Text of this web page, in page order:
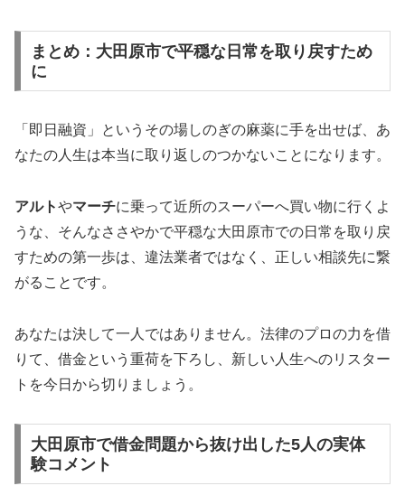
まとめ：大田原市で平穏な日常を取り戻すため
に
「即日融資」というその場しのぎの麻薬に手を出せば、あ
なたの人生は本当に取り返しのつかないことになります。
アルトやマーチに乗って近所のスーパーへ買い物に行くよ
うな、そんなささやかで平穏な大田原市での日常を取り戻
すための第一歩は、違法業者ではなく、正しい相談先に繋
がることです。
あなたは決して一人ではありません。法律のプロの力を借
りて、借金という重荷を下ろし、新しい人生へのリスター
トを今日から切りましょう。
大田原市で借金問題から抜け出した5人の実体
験コメント